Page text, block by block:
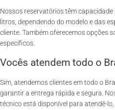
Nossos reservatórios têm
litros, dependendo do modelo e das
cliente. Também oferecemos opções
específicos.
Vocês atendem todo o
Sim, atendemos clientes em todo o
garantir a entrega rápida e segura.
técnico está disponível para atendê-